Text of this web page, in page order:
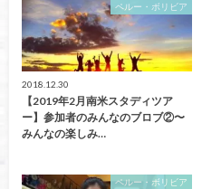
ペルー・ボリビア
2018.12.30
【2019年2月南米スタディツア
ー】参加者のみんなのブロブ②〜
みんなの楽しみ…
ペルー・ボリビア